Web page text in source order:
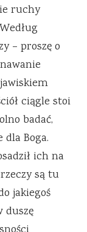
ruchy
– proszę o
ciągle stoi
badać,
Boga.
ich na
są tu
jakiegoś
duszę